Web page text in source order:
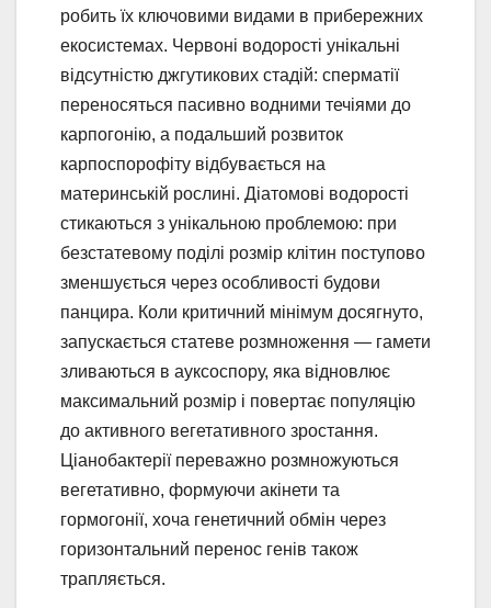
робить їх ключовими видами в прибережних
екосистемах. Червоні водорості унікальні
відсутністю джгутикових стадій: сперматії
переносяться пасивно водними течіями до
карпогонію, а подальший розвиток
карпоспорофіту відбувається на
материнській рослині. Діатомові водорості
стикаються з унікальною проблемою: при
безстатевому поділі розмір клітин поступово
зменшується через особливості будови
панцира. Коли критичний мінімум досягнуто,
запускається статеве розмноження — гамети
зливаються в ауксоспору, яка відновлює
максимальний розмір і повертає популяцію
до активного вегетативного зростання.
Ціанобактерії переважно розмножуються
вегетативно, формуючи акінети та
гормогонії, хоча генетичний обмін через
горизонтальний перенос генів також
трапляється.